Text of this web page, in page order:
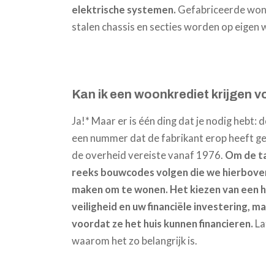
elektrische systemen. Gefabriceerde
stalen chassis en secties worden op
Kan ik een woonkrediet krijgen
Ja!* Maar er is één ding dat je nodig hebt:
een nummer dat de fabrikant erop heeft
de overheid vereiste vanaf 1976. Om de
reeks bouwcodes volgen die we
maken om te wonen. Het kiezen van
veiligheid en uw financiële investering,
voordat ze het huis kunnen financieren.
waarom het zo belangrijk is.